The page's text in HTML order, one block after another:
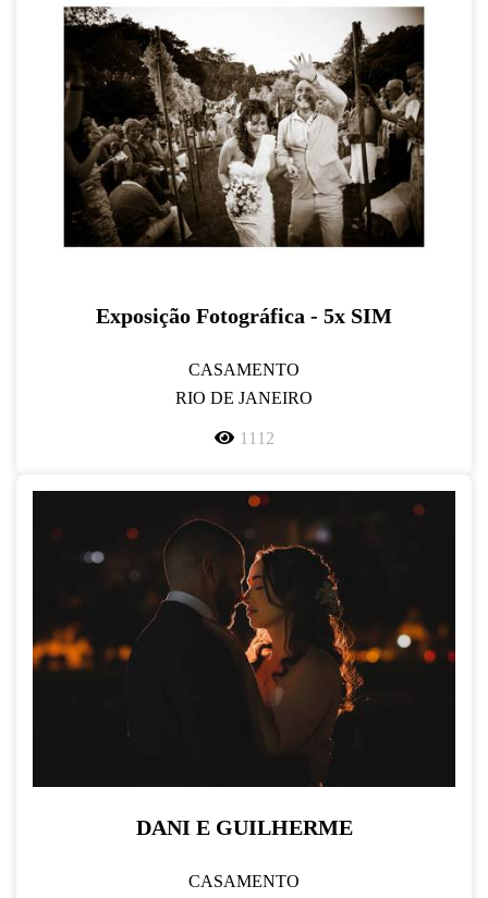
Exposição Fotográfica - 5x SIM
CASAMENTO
RIO DE JANEIRO
1112
DANI E GUILHERME
CASAMENTO